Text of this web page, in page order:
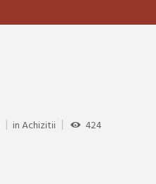
inAchizitii 424